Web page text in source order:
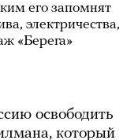
его запомнят
электричества,
«Берега»
освободить
который